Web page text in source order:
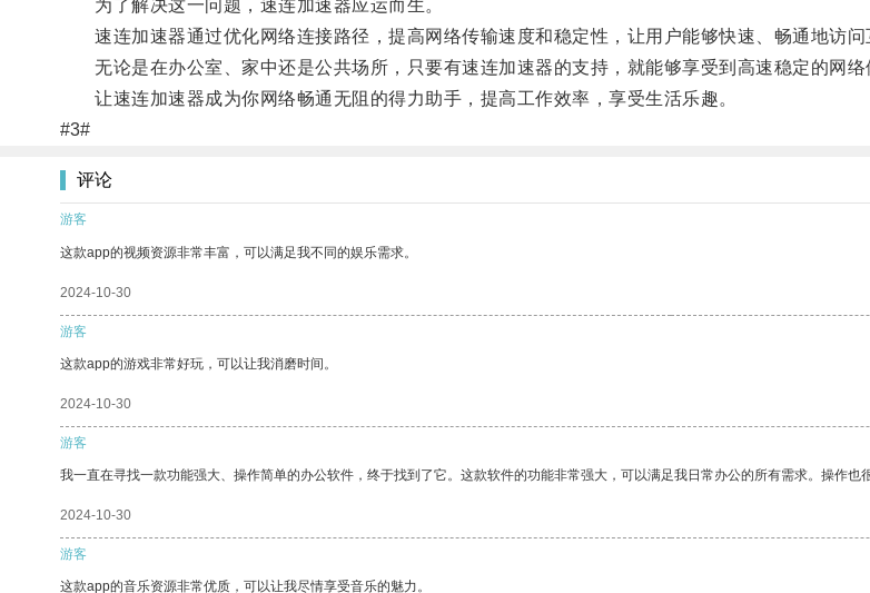
为了解决这一问题，速连加速器应运而生。
速连加速器通过优化网络连接路径，提高网络传输速度和稳定性，让用户能够快速、畅通地访问
无论是在办公室、家中还是公共场所，只要有速连加速器的支持，就能够享受到高速稳定的网络
让速连加速器成为你网络畅通无阻的得力助手，提高工作效率，享受生活乐趣。
#3#
评论
游客
这款app的视频资源非常丰富，可以满足我不同的娱乐需求。
2024-10-30
游客
这款app的游戏非常好玩，可以让我消磨时间。
2024-10-30
游客
我一直在寻找一款功能强大、操作简单的办公软件，终于找到了它。这款软件的功能非常强大，可以满足我日常办公的所有需求。操作也
2024-10-30
游客
这款app的音乐资源非常优质，可以让我尽情享受音乐的魅力。